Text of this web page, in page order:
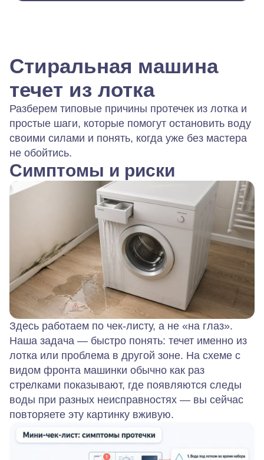
Стиральная машина
течет из лотка
Разберем типовые причины протечек из лотка и
простые шаги, которые помогут остановить воду
своими силами и понять, когда уже без мастера
не обойтись.
Симптомы и риски
Здесь работаем по чек-листу, а не «на глаз».
Наша задача — быстро понять: течет именно из
лотка или проблема в другой зоне. На схеме с
видом фронта машинки обычно как раз
стрелками показывают, где появляются следы
воды при разных неисправностях — вы сейчас
повторяете эту картинку вживую.